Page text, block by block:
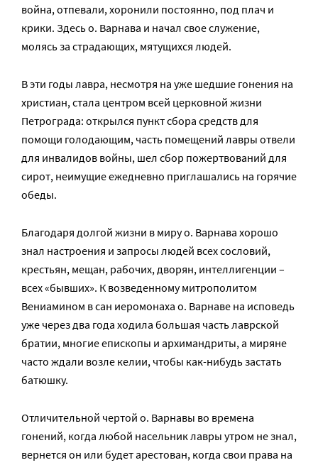
война, отпевали, хоронили постоянно, под плач и
крики. Здесь о. Варнава и начал свое служение,
молясь за страдающих, мятущихся людей.
В эти годы лавра, несмотря на уже шедшие гонения на
христиан, стала центром всей церковной жизни
Петрограда: открылся пункт сбора средств для
помощи голодающим, часть помещений лавры отвели
для инвалидов войны, шел сбор пожертвований для
сирот, неимущие ежедневно приглашались на горячие
обеды.
Благодаря долгой жизни в миру о. Варнава хорошо
знал настроения и запросы людей всех сословий,
крестьян, мещан, рабочих, дворян, интеллигенции –
всех «бывших». К возведенному митрополитом
Вениамином в сан иеромонаха о. Варнаве на исповедь
уже через два года ходила большая часть лаврской
братии, многие епископы и архимандриты, а миряне
часто ждали возле келии, чтобы как-нибудь застать
батюшку.
Отличительной чертой о. Варнавы во времена
гонений, когда любой насельник лавры утром не знал,
вернется он или будет арестован, когда свои права на